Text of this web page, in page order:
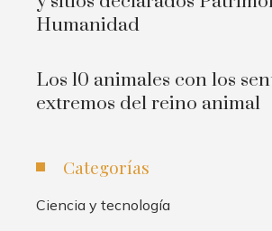
Humanidad
Los 10 animales con los
extremos del reino animal
Categorías
Ciencia y tecnología